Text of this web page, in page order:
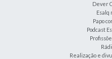
Dever
Esalq
Papo
Podcast
Realização e